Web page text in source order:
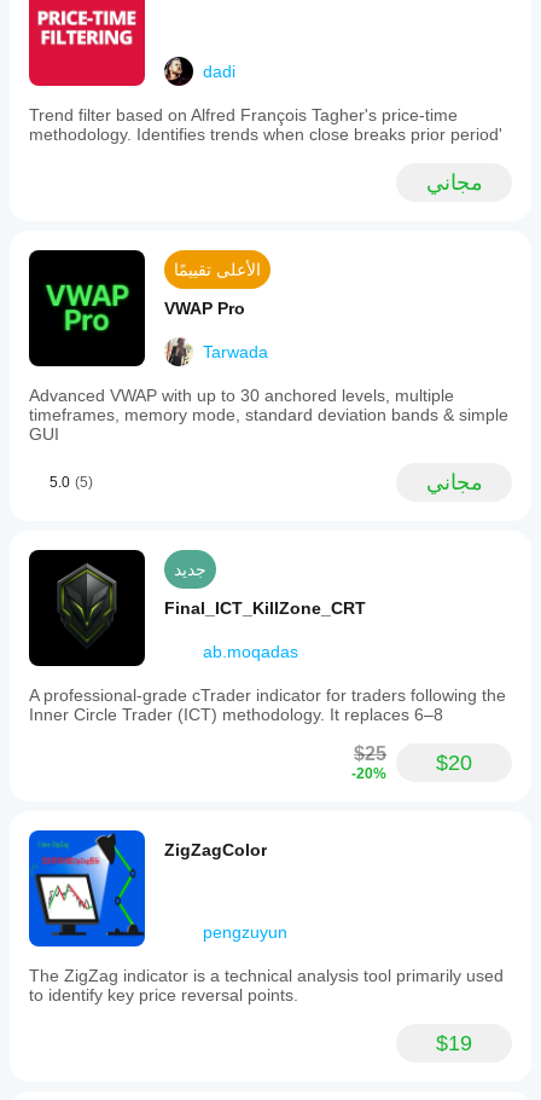
dadi
Trend filter based on Alfred François Tagher's price-time
methodology. Identifies trends when close breaks prior period'
مجاني
الأعلى تقييمًا
VWAP Pro
Tarwada
Advanced VWAP with up to 30 anchored levels, multiple
timeframes, memory mode, standard deviation bands & simple
GUI
5.0 (5) مجاني
جديد
Final_ICT_KillZone_CRT
ab.moqadas
A professional-grade cTrader indicator for traders following the
Inner Circle Trader (ICT) methodology. It replaces 6–8
$25
-20% $20
ZigZagColor
pengzuyun
The ZigZag indicator is a technical analysis tool primarily used
to identify key price reversal points.
$19